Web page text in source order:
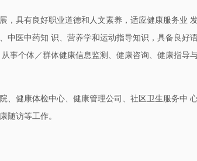
，具有良好职业道德和人文素养，适应健康服务业
中医中药知 识、营养学和运动指导知识，具备良好
事个体／群体健康信息监测、健康咨询、健康指导
、健康体检中心、健康管理公司、社区卫生服务中
随访等工作。